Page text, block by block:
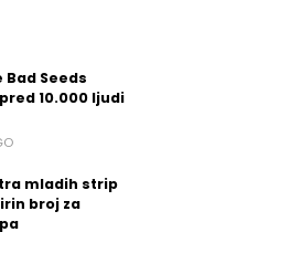
Bad Seeds
10.000 ljudi
mladih strip
broj za